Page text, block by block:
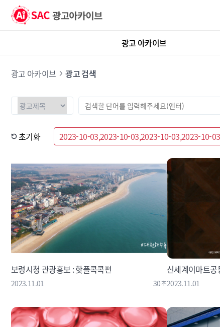
광고 아카이브
광고 아카이브 광고 검색
초기화 2023-10-03,2023-10-03,2023-10-03,2023-10-
보령시청 관광홍보 : 핫플콕콕편
2023.11.01 30초
신세계이마트
2023.11.01